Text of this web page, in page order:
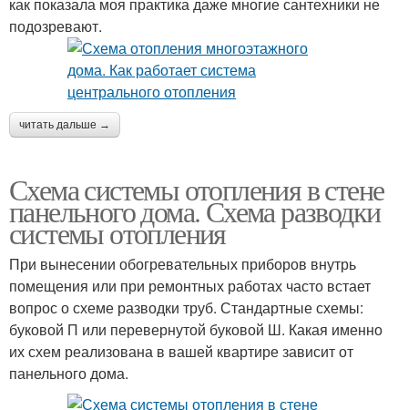
подозревают.
читать дальше →
Схема системы отопления в стене
панельного дома. Схема разводки
системы отопления
При вынесении обогревательных приборов внутрь
помещения или при ремонтных работах часто встает
вопрос о схеме разводки труб. Стандартные схемы:
буковой П или перевернутой буковой Ш. Какая именно
их схем реализована в вашей квартире зависит от
панельного дома.